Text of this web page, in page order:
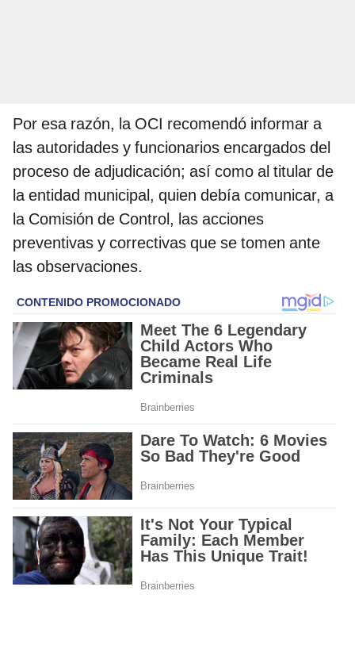
Por esa razón, la OCI recomendó informar a
las autoridades y funcionarios encargados del
proceso de adjudicación; así como al titular de
la entidad municipal, quien debía comunicar, a
la Comisión de Control, las acciones
preventivas y correctivas que se tomen ante
las observaciones.